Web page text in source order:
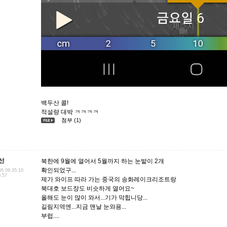
백두산 콜!
적설량 대박 ㅋㅋㅋㅋ
첨부 (1)
09:35:10
북한에 9월에 열어서 5월까지 하는 눈밭이 2개
확인되었구...
제가 와이프 따라 가는 중국의 송화레이크리조트랑
북대호 보드장도 비슷하게 열어요~
올해도 눈이 많이 와서...기가 막힙니당...
길림지역엔...지금 맨날 눈와용...
부럽....